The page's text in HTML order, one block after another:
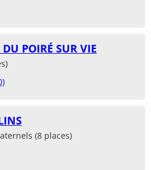
DU POIRÉ SUR VIE
(8 places)